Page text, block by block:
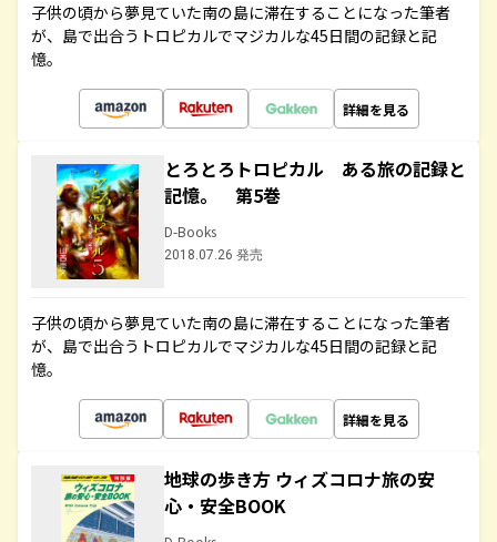
子供の頃から夢見ていた南の島に滞在することになった筆者
が、島で出合うトロピカルでマジカルな45日間の記録と記
憶。
詳細を見る
とろとろトロピカル ある旅の記録と
記憶。 第5巻
D-Books
2018.07.26 発売
子供の頃から夢見ていた南の島に滞在することになった筆者
が、島で出合うトロピカルでマジカルな45日間の記録と記
憶。
詳細を見る
地球の歩き方 ウィズコロナ旅の安
心・安全BOOK